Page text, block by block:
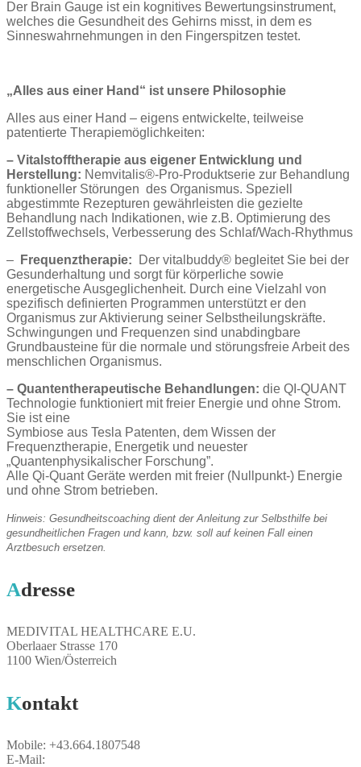
Der Brain Gauge ist ein kognitives Bewertungsinstrument,
welches die Gesundheit des Gehirns misst, in dem es
Sinneswahrnehmungen in den Fingerspitzen testet.
„Alles aus einer Hand“ ist unsere Philosophie
Alles aus einer Hand – eigens entwickelte, teilweise
patentierte Therapiemöglichkeiten:
– Vitalstofftherapie aus eigener Entwicklung und
Herstellung: Nemvitalis®-Pro-Produktserie zur Behandlung
funktioneller Störungen des Organismus. Speziell
abgestimmte Rezepturen gewährleisten die gezielte
Behandlung nach Indikationen, wie z.B. Optimierung des
Zellstoffwechsels, Verbesserung des Schlaf/Wach-Rhythmus
–
Frequenztherapie: Der vitalbuddy® begleitet Sie bei der
Gesunderhaltung und sorgt für körperliche sowie
energetische Ausgeglichenheit. Durch eine Vielzahl von
spezifisch definierten Programmen unterstützt er den
Organismus zur Aktivierung seiner Selbstheilungskräfte.
Schwingungen und Frequenzen sind unabdingbare
Grundbausteine für die normale und störungsfreie Arbeit des
menschlichen Organismus.
– Quantentherapeutische Behandlungen: die QI-QUANT
Technologie funktioniert mit freier Energie und ohne Strom.
Sie ist eine
Symbiose aus Tesla Patenten, dem Wissen der
Frequenztherapie, Energetik und neuester
„Quantenphysikalischer Forschung”.
Alle Qi-Quant Geräte werden mit freier (Nullpunkt-) Energie
und ohne Strom betrieben.
Hinweis: Gesundheitscoaching dient der Anleitung zur Selbsthilfe bei
gesundheitlichen Fragen und kann, bzw. soll auf keinen Fall einen
Arztbesuch ersetzen.
Adresse
MEDIVITAL HEALTHCARE E.U.
Oberlaaer Strasse 170
1100 Wien/Österreich
Kontakt
Mobile: +43.664.1807548
E-Mail: